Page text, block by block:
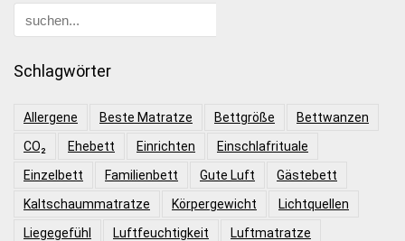
Schlagwörter
Allergene Beste Matratze Bettgröße
Bettwanzen
CO₂
Ehebett Einrichten
Einschlafrituale
Einzelbett
Familienbett Gute Luft
Gästebett
Kaltschaummatratze
Körpergewicht
Lichtquellen
Liegegefühl
Luftfeuchtigkeit Luftmatratze